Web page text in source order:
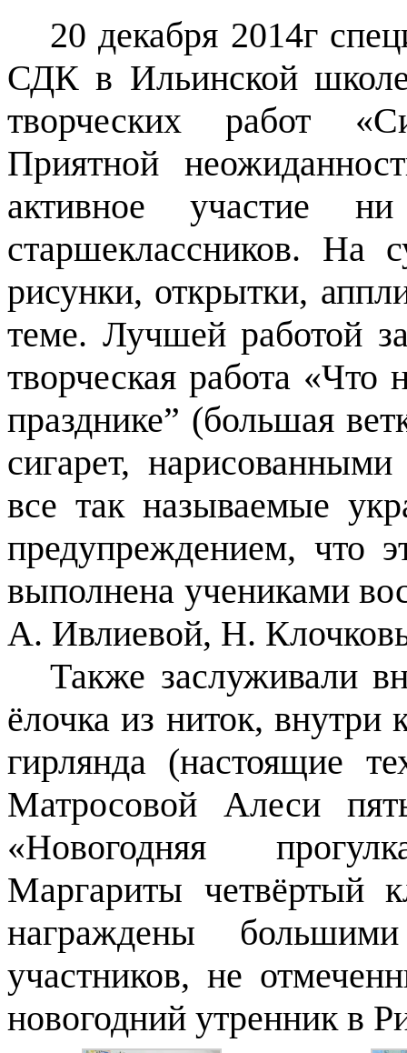
20 декабря 2014г
СДК в Ильинской школе
творческих работ «
Приятной
активное участие
старшеклассников. На
рисунки, открытки,
теме. Лучшей работой
творческая работа
празднике” (большая
сигарет,
все так называемые
предупреждением, что
выполнена учениками
А. Ивлиевой, Н.
Также заслуживали
ёлочка из ниток, внутри
гирлянда (настоящие
Матросовой Алеси
«Новогодняя
Маргариты четвёртый
награждены
участников, не
новогодний утренник в